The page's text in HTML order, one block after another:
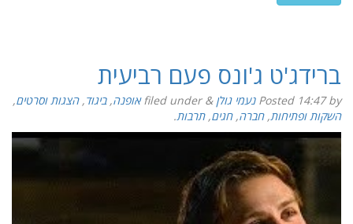
ברידג'ט ג'ונס פעם רביעית
Posted 14:47by נעמי גולן &
filed under אופנה,ביגוד,הצגות וסרטים,
השקות ופתיחות,חברה,חגים,תרבות.